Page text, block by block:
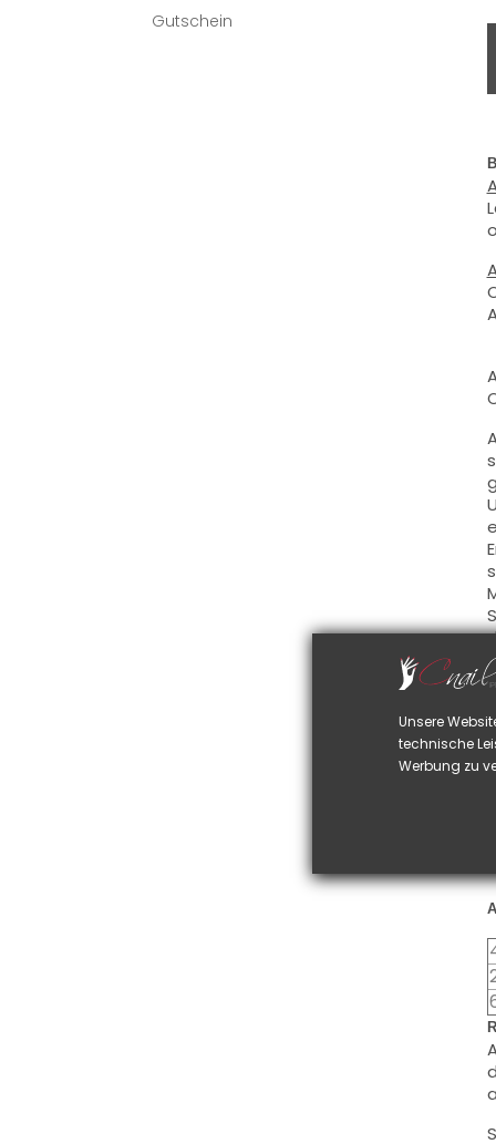
Gutschein
Unsere
technische
Werbung zu